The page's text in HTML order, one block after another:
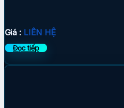
Giá : LIÊN HỆ
Đọc tiếp